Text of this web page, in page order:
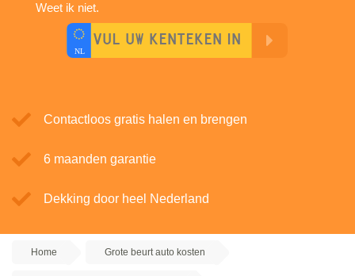
Weet ik niet.
Contactloos gratis halen en brengen
6 maanden garantie
Dekking door heel Nederland
Home Grote beurt auto kosten